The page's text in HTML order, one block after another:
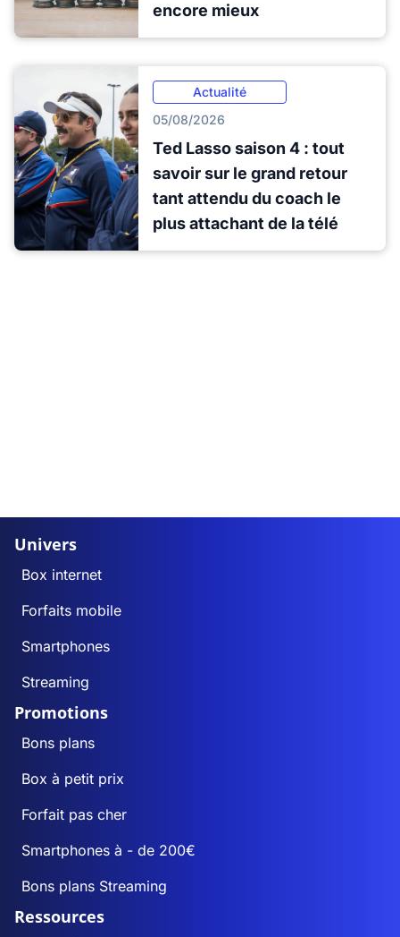
encore mieux
Actualité
05/08/2026
Ted Lasso saison 4 : tout
savoir sur le grand retour
tant attendu du coach le
plus attachant de la télé
Univers
Box internet
Forfaits mobile
Smartphones
Streaming
Promotions
Bons plans
Box à petit prix
Forfait pas cher
Smartphones à - de 200€
Bons plans Streaming
Ressources